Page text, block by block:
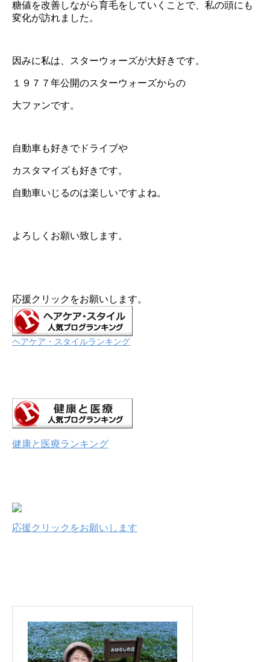
糖値を改善しながら育毛をしていくことで、私の頭にも
変化が訪れました。
因みに私は、スターウォーズが大好きです。
１９７７年公開のスターウォーズからの
大ファンです。
自動車も好きでドライブや
カスタマイズも好きです。
自動車いじるのは楽しいですよね。
よろしくお願い致します。
応援クリックをお願いします。
ヘアケア・スタイルランキング
健康と医療ランキング
応援クリックをお願いします